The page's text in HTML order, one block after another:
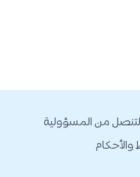
من المسؤولية